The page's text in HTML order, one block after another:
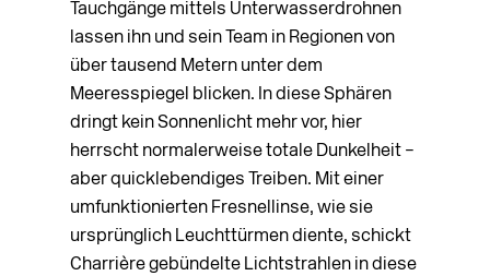
Tauchgänge mittels Unterwasserdrohnen
lassen ihn und sein Team in Regionen von
über tausend Metern unter dem
Meeresspiegel blicken. In diese Sphären
dringt kein Sonnenlicht mehr vor, hier
herrscht normalerweise totale Dunkelheit –
aber quicklebendiges Treiben. Mit einer
umfunktionierten Fresnellinse, wie sie
ursprünglich Leuchttürmen diente, schickt
Charrière gebündelte Lichtstrahlen in diese